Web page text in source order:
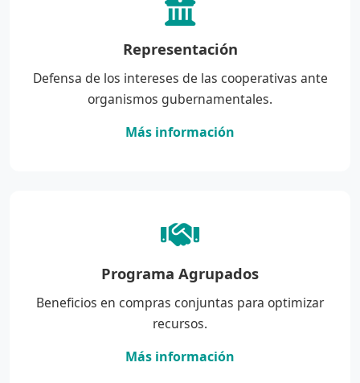
Representación
Defensa de los intereses de las cooperativas ante
organismos gubernamentales.
Más información
Programa Agrupados
Beneficios en compras conjuntas para optimizar
recursos.
Más información